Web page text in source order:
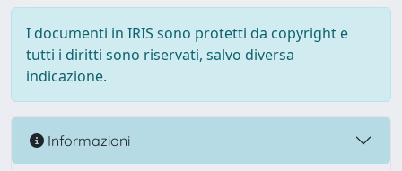
I documenti in IRIS sono protetti da copyright e
tutti i diritti sono riservati, salvo diversa
indicazione.
Informazioni